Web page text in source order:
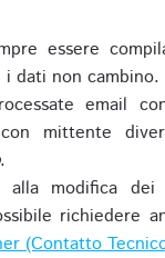
essere
dati non cambino.
email
mittente
.
alla modifica
richiedere
(Contatto